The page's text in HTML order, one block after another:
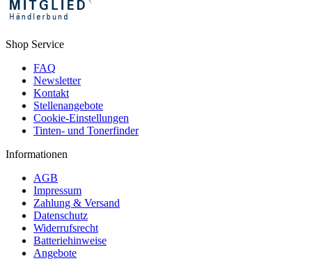
Shop Service
FAQ
Newsletter
Kontakt
Stellenangebote
Cookie-Einstellungen
Tinten- und Tonerfinder
Informationen
AGB
Impressum
Zahlung & Versand
Datenschutz
Widerrufsrecht
Batteriehinweise
Angebote